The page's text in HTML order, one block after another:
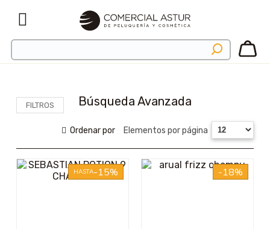
Búsqueda Avanzada
FILTROS
Elementos por página
Ordenar por
HASTA-15% -18%